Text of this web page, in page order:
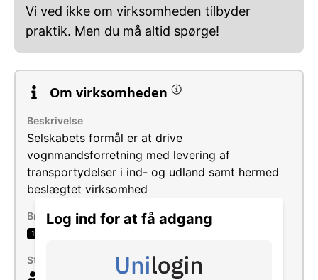
Log ind for at få adgang
Vi ved ikke om virksomheden tilbyder
praktik. Men du må altid spørge!
Om virksomheden
Beskrivelse
Selskabets formål er at drive
vognmandsforretning med levering af
transportydelser i ind- og udland samt hermed
beslægtet virksomhed
Brancher
1
Størrelse